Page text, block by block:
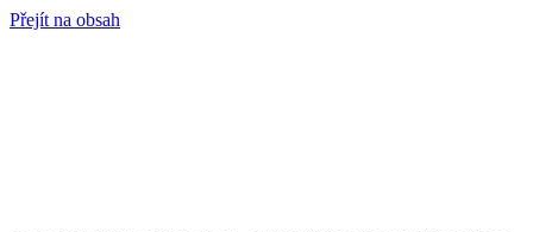
Přejít na obsah